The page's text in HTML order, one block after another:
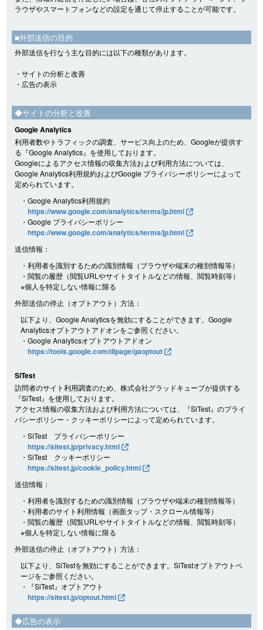
ラウザやスマートフォンなどの設定を通じて停止することが可能です。
■外部送信の目的
外部送信を行なう主な目的には以下の種類があります。
・サイトの分析と改善
・広告の表示
◆サイトの分析と改善
Google Analytics
利用者数やトラフィックの調査、サービス向上のため、Googleが提供す
る『Google Analytics』を使用しております。
Googleによるアクセス情報の収集方法および利用方法については、
Google Analytics利用規約およびGoogle プライバシーポリシーによって
定められています。
・Google Analytics利用規約
https://www.google.com/analytics/terms/jp.html
・Google プライバシーポリシー
https://www.google.com/analytics/terms/jp.html
送信情報：
・利用者を識別するための識別情報（ブラウザや端末の種別情報等）
・閲覧の履歴（閲覧URLやサイトタイトルなどの情報、閲覧時刻等）
※個人を特定しない情報に限る
外部送信の停止（オプトアウト）方法：
以下より、Google Analyticsを無効にすることができます。Google
Analyticsオプトアウトアドオンをご参照ください。
・Google Analyticsオプトアウトアドオン
https://tools.google.com/dlpage/gaoptout
SiTest
訪問者のサイト利用調査のため、株式会社グラッドキューブが提供する
『SiTest』を使用しております。
アクセス情報の収集方法および利用方法については、『SiTest』のプライ
バシーポリシー・クッキーポリシーによって定められています。
・SiTest プライバシーポリシー
https://sitest.jp/privacy.html
・SiTest クッキーポリシー
https://sitest.jp/cookie_policy.html
送信情報：
・利用者を識別するための識別情報（ブラウザや端末の種別情報等）
・利用者のサイト利用情報（画面タップ・スクロール情報等）
・閲覧の履歴（閲覧URLやサイトタイトルなどの情報、閲覧時刻等）
※個人を特定しない情報に限る
外部送信の停止（オプトアウト）方法：
以下より、SiTestを無効にすることができます。SiTestオプトアウトペ
ージをご参照ください。
・『SiTest』オプトアウト
https://sitest.jp/optout.html
◆広告の表示